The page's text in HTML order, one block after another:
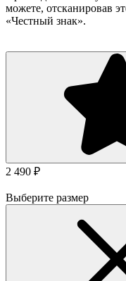
можете, отсканировав
«Честный знак».
2 490 ₽
Выберите размер